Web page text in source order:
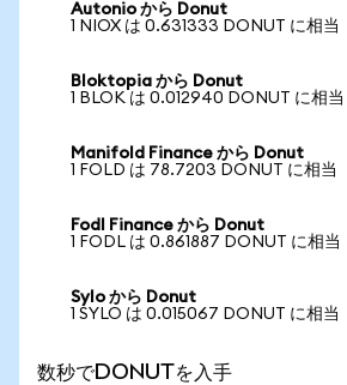
Autonio から Donut
1 NIOX は 0.631333 DONUT に相当
Bloktopia から Donut
1 BLOK は 0.012940 DONUT に相当
Manifold Finance から Donut
1 FOLD は 78.7203 DONUT に相当
Fodl Finance から Donut
1 FODL は 0.861887 DONUT に相当
Sylo から Donut
1 SYLO は 0.015067 DONUT に相当
数秒でDONUTを入手